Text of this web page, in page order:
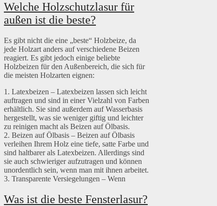
Welche Holzschutzlasur für
außen ist die beste?
Es gibt nicht die eine „beste“ Holzbeize, da
jede Holzart anders auf verschiedene Beizen
reagiert. Es gibt jedoch einige beliebte
Holzbeizen für den Außenbereich, die sich für
die meisten Holzarten eignen:
1. Latexbeizen – Latexbeizen lassen sich leicht
auftragen und sind in einer Vielzahl von Farben
erhältlich. Sie sind außerdem auf Wasserbasis
hergestellt, was sie weniger giftig und leichter
zu reinigen macht als Beizen auf Ölbasis.
2. Beizen auf Ölbasis – Beizen auf Ölbasis
verleihen Ihrem Holz eine tiefe, satte Farbe und
sind haltbarer als Latexbeizen. Allerdings sind
sie auch schwieriger aufzutragen und können
unordentlich sein, wenn man mit ihnen arbeitet.
3. Transparente Versiegelungen – Wenn
Was ist die beste Fensterlasur?